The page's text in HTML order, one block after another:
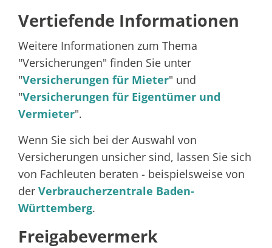
Vertiefende Informationen
Weitere Informationen zum Thema
"Versicherungen" finden Sie unter
"Versicherungen für Mieter" und
"Versicherungen für Eigentümer und
Vermieter".
Wenn Sie sich bei der Auswahl von
Versicherungen unsicher sind, lassen Sie sich
von Fachleuten beraten - beispielsweise von
der Verbraucherzentrale Baden-
Württemberg.
Freigabevermerk